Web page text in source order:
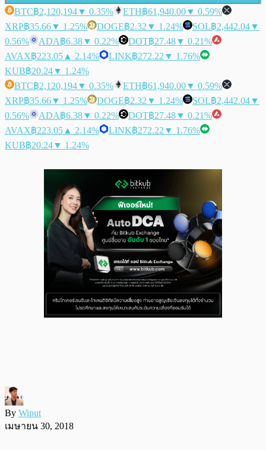
BTC฿2,120,194▼ 0.35% ETH฿61,940.00▼ 0.59%
XRP฿35.66▼ 1.25% DOGE฿2.32 ▼ 1.24% SOL฿2,442.04▼
0.56%
ADA฿6.38▼ 0.22% DOT฿27.48▼ 0.21%
AVAX฿223.05 ▲ 2.14% LINK฿272.22 ▼ 1.76%
KUB฿20.24▼ 1.24%
BTC฿2,120,194▼ 0.35% ETH฿61,940.00▼ 0.59%
XRP฿35.66▼ 1.25% DOGE฿2.32 ▼ 1.24% SOL฿2,442.04▼
0.56%
ADA฿6.38▼ 0.22% DOT฿27.48▼ 0.21%
AVAX฿223.05 ▲ 2.14% LINK฿272.22 ▼ 1.76%
KUB฿20.24▼ 1.24%
By Wiput
เมษายน 30, 2018